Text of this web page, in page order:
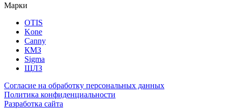
Марки
OTIS
Kone
Canny
КМЗ
Sigma
ЩЛЗ
Согласие на обработку персональных данных
Политика конфиденциальности
Разработка сайта